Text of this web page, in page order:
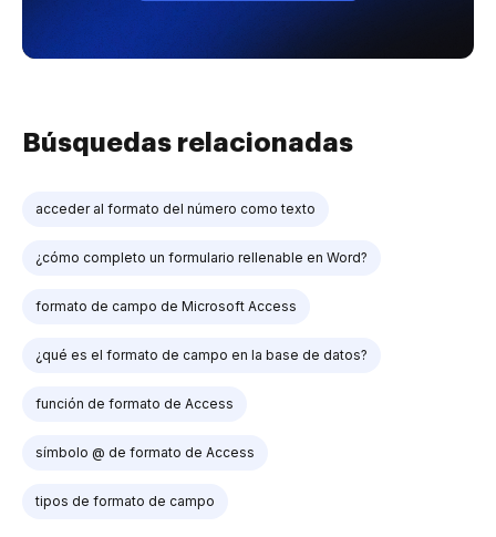
Búsquedas relacionadas
acceder al formato del número como texto
¿cómo completo un formulario rellenable en Word?
formato de campo de Microsoft Access
¿qué es el formato de campo en la base de datos?
función de formato de Access
símbolo @ de formato de Access
tipos de formato de campo